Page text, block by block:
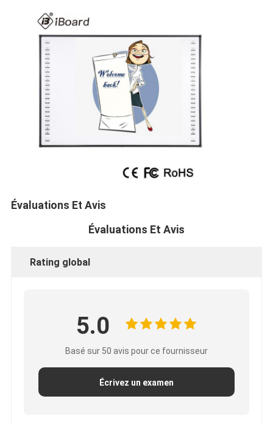
Aperçu
Vidéos
Contact
Dimension de
produit
(millimètres
2089x 1198x29.3mm
Taille emballée
(millimètres)
2240 x 1350 x 80 millimètres
Évaluations Et Avis
Évaluations Et Avis
Rating global
5.0
Basé sur 50 avis pour ce fournisseur
Écrivez un examen